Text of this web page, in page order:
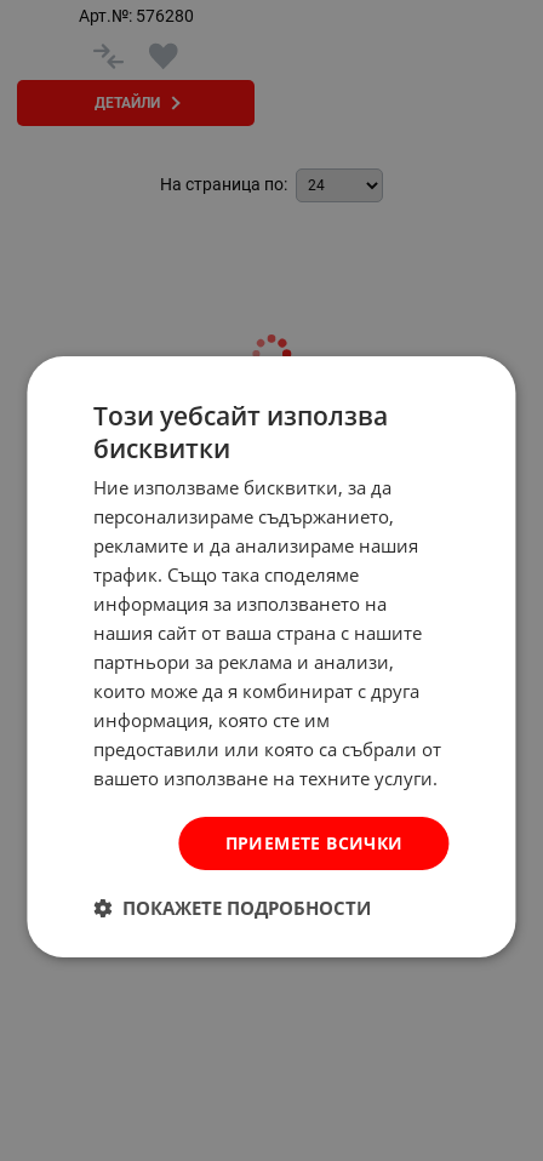
Арт.№: 576280
ДЕТАЙЛИ
На страница по:
Този уебсайт използва
бисквитки
Ние използваме бисквитки, за да
персонализираме съдържанието,
рекламите и да анализираме нашия
трафик. Също така споделяме
информация за използването на
нашия сайт от ваша страна с нашите
партньори за реклама и анализи,
които може да я комбинират с друга
информация, която сте им
предоставили или която са събрали от
вашето използване на техните услуги.
ПРИЕМЕТЕ ВСИЧКИ
ПОКАЖЕТЕ ПОДРОБНОСТИ